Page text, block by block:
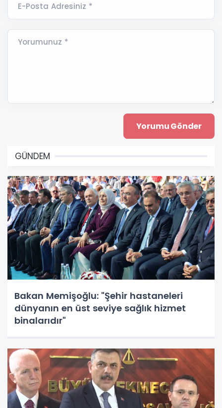
E-Posta Adresiniz *
Yorumunuz *
GÜNDEM
Bakan Memişoğlu: "Şehir hastaneleri
dünyanın en üst seviye sağlık hizmet
binalarıdır"